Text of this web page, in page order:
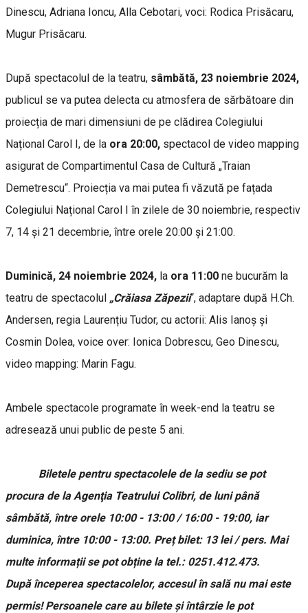
Dinescu, Adriana Ioncu, Alla Cebotari, voci: Rodica Prisăcaru,
Mugur Prisăcaru.
După spectacolul de la teatru, sâmbătă, 23 noiembrie 2024,
publicul se va putea delecta cu atmosfera de sărbătoare din
proiecția de mari dimensiuni de pe clădirea Colegiului
Național Carol I, de la ora 20:00, spectacol de video mapping
asigurat de Compartimentul Casa de Cultură „Traian
Demetrescu“. Proiecția va mai putea fi văzută pe fațada
Colegiului Național Carol I în zilele de 30 noiembrie, respectiv
7, 14 și 21 decembrie, între orele 20:00 și 21:00.
Duminică, 24 noiembrie 2024, la ora 11:00 ne bucurăm la
teatru de spectacolul „Crăiasa Zăpezii“, adaptare după H.Ch.
Andersen, regia Laurențiu Tudor, cu actorii: Alis Ianoș și
Cosmin Dolea, voice over: Ionica Dobrescu, Geo Dinescu,
video mapping: Marin Fagu.
Ambele spectacole programate în week-end la teatru se
adresează unui public de peste 5 ani.
Biletele pentru spectacolele de la sediu se pot
procura de la Agenţia Teatrului Colibri, de luni până
sâmbătă, între orele 10:00 - 13:00 / 16:00 - 19:00, iar
duminica, între 10:00 - 13:00. Preț bilet: 13 lei / pers. Mai
multe informații se pot obține la tel.: 0251.412.473.
După începerea spectacolelor, accesul în sală nu mai este
permis! Persoanele care au bilete și întârzie le pot